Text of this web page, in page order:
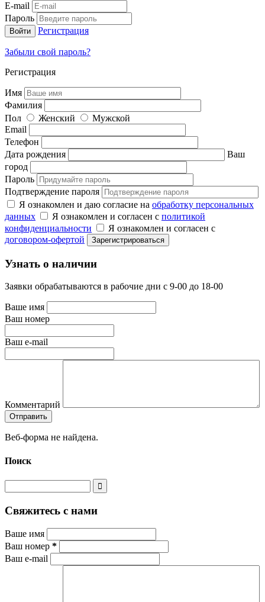
E-mail
Пароль
Регистрация
Забыли свой пароль?
Регистрация
Имя
Фамилия
Пол
Женский
Мужской
Email
Телефон
Дата рождения
Ваш
город
Пароль
Подтверждение пароля
Я ознакомлен и даю согласие на обработку персональных
данных
Я ознакомлен и согласен с политикой
конфиденциальности
Я ознакомлен и согласен с
договором-офертой
Узнать о наличии
Заявки обрабатываются в рабочие дни с 9-00 до 18-00
Ваше имя
Ваш номер
Ваш e-mail
Комментарий
Веб-форма не найдена.
Поиск
Свяжитесь с нами
Ваше имя
Ваш номер *
Ваш e-mail